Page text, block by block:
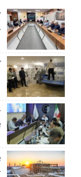
۲ هزار و ۵۰۰